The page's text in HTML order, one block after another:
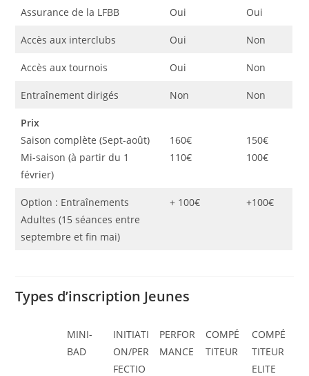
Assurance de la LFBB Oui Oui
Accès aux interclubs Oui Non
Accès aux tournois Oui Non
Entraînement dirigés Non Non
Prix
Saison complète (Sept-août)
Mi-saison (à partir du 1
février)
160€
110€
150€
100€
Option : Entraînements
Adultes (15 séances entre
septembre et fin mai)
+ 100€ +100€
Types d’inscription Jeunes
MINI-
BAD
INITIATI
ON/PER
FECTIO
PERFOR
MANCE
COMPÉ
TITEUR
COMPÉ
TITEUR
ELITE